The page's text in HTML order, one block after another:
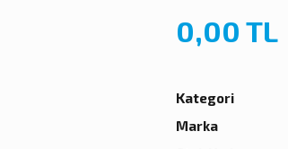
0,00 TL
Kategori
Marka